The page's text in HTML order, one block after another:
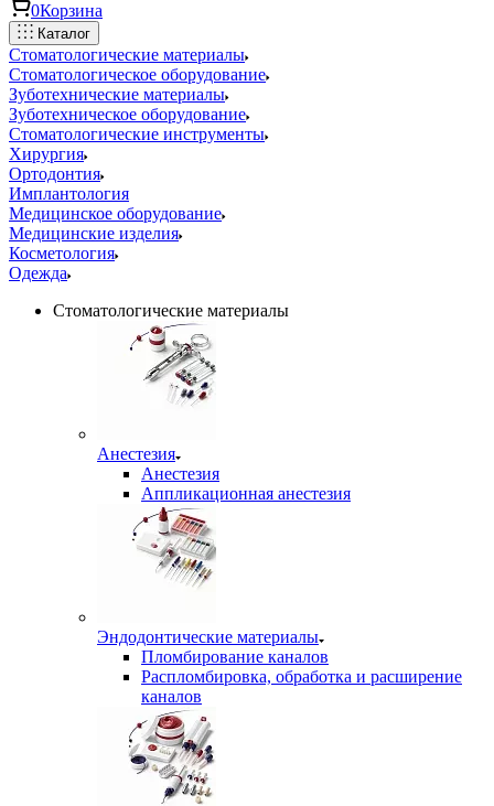
0Корзина
Каталог
Стоматологические материалы
Стоматологическое оборудование
Зуботехнические материалы
Зуботехническое оборудование
Стоматологические инструменты
Хирургия
Ортодонтия
Имплантология
Медицинское оборудование
Медицинские изделия
Косметология
Одежда
Стоматологические материалы
Анестезия
Анестезия
Аппликационная анестезия
Эндодонтические материалы
Пломбирование каналов
Распломбировка, обработка и расширение
каналов